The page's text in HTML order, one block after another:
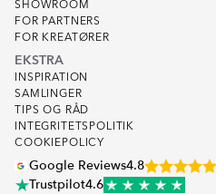
SHOWROOM
FOR PARTNERS
FOR KREATØRER
EKSTRA
INSPIRATION
SAMLINGER
TIPS OG RÅD
INTEGRITETSPOLITIK
COOKIEPOLICY
Google Reviews4.8
Trustpilot4.6